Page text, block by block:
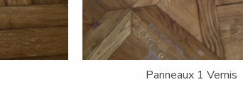
Mosaïque